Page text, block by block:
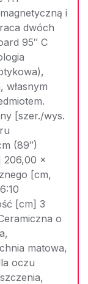
i
dwóch
95″ C
własnym
[szer./wys.
(89″)
206,00 x
[cm,
[cm] 3
o
matowa,
oczu